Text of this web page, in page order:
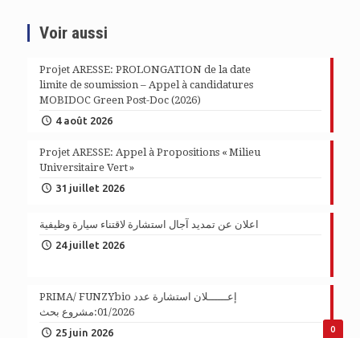
Voir aussi
Projet ARESSE: PROLONGATION de la date
limite de soumission – Appel à candidatures
MOBIDOC Green Post-Doc (2026)
4 août 2026
Projet ARESSE: Appel à Propositions « Milieu
Universitaire Vert »
31 juillet 2026
اعلان عن تمديد آجال استشارة لاقتناء سيارة وظيفية
24 juillet 2026
0
PRIMA/ FUNZYbio إعــــــلان استشارة عدد
01/2026:مشروع بحث
25 juin 2026